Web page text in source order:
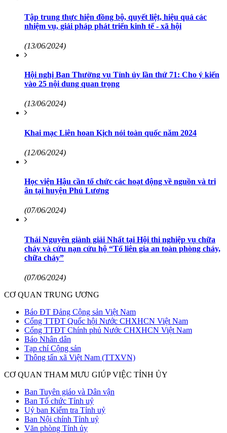
Tập trung thực hiện đồng bộ, quyết liệt, hiệu quả các
nhiệm vụ, giải pháp phát triển kinh tế - xã hội
(13/06/2024)
Hội nghị Ban Thường vụ Tỉnh ủy lần thứ 71: Cho ý kiến
vào 25 nội dung quan trọng
(13/06/2024)
Khai mạc Liên hoan Kịch nói toàn quốc năm 2024
(12/06/2024)
Học viện Hậu cần tổ chức các hoạt động về nguồn và tri
ân tại huyện Phú Lương
(07/06/2024)
Thái Nguyên giành giải Nhất tại Hội thi nghiệp vụ chữa
cháy và cứu nạn cứu hộ “Tổ liên gia an toàn phòng cháy,
chữa cháy”
(07/06/2024)
CƠ QUAN TRUNG ƯƠNG
Báo ĐT Đảng Cộng sản Việt Nam
Cổng TTĐT Quốc hội Nước CHXHCN Việt Nam
Cổng TTĐT Chính phủ Nước CHXHCN Việt Nam
Báo Nhân dân
Tạp chí Cộng sản
Thông tấn xã Việt Nam (TTXVN)
CƠ QUAN THAM MƯU GIÚP VIỆC TỈNH ỦY
Ban Tuyên giáo và Dân vận
Ban Tổ chức Tỉnh uỷ
Uỷ ban Kiểm tra Tỉnh uỷ
Ban Nội chính Tỉnh uỷ
Văn phòng Tỉnh ủy